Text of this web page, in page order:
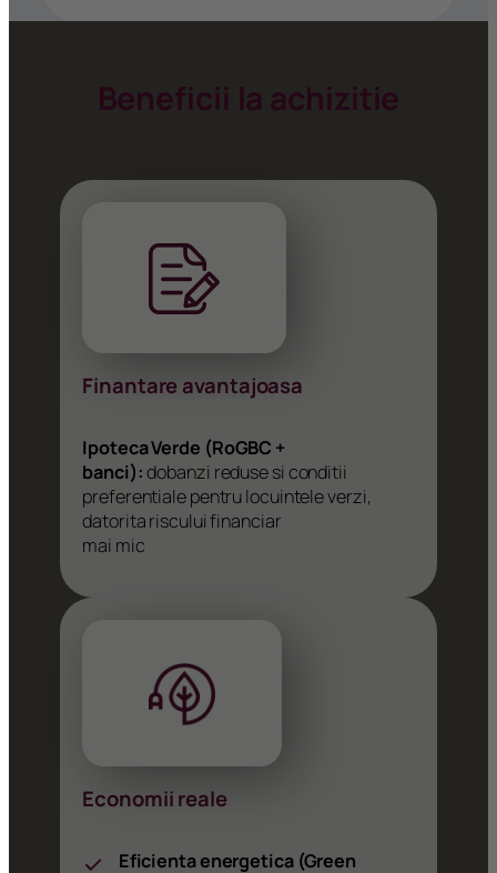
Beneficii la achizitie
Finantare avantajoasa
Ipoteca Verde (RoGBC +
banci):dobanzi reduse si conditii
preferentiale pentru locuintele verzi,
datorita riscului financiar
mai mic
Economii reale
Eficienta energetica (Green